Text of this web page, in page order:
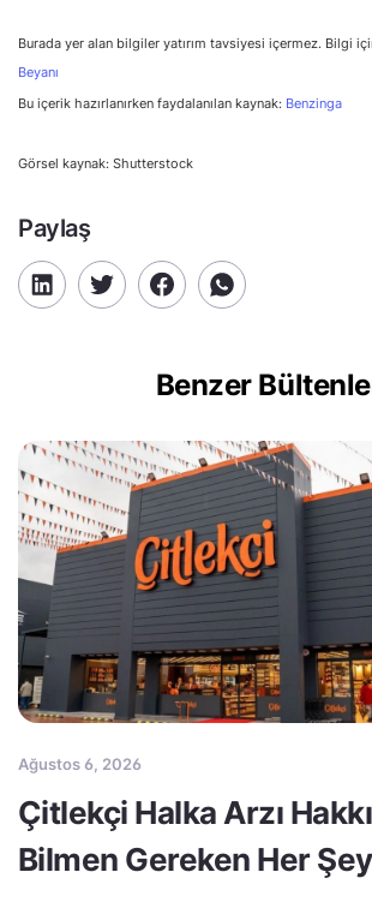
Burada yer alan bilgiler yatırım tavsiyesi içermez. Bilgi
Beyanı
Bu içerik hazırlanırken faydalanılan kaynak: Benzinga
Görsel kaynak: Shutterstock
Paylaş
Benzer
Ağustos 6, 2026
Çitlekçi Halka Arzı
Bilmen Gereken Her